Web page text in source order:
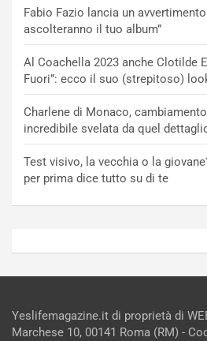
Fabio Fazio lancia un
ascolteranno il tuo album”
Al Coachella 2023 anche Clotilde
Fuori”: ecco il suo (strepitoso)
Charlene di Monaco,
incredibile svelata da quel
Test visivo, la vecchia o la
per prima dice tutto su di te
Yeslifemagazine.it di proprietà di
Marchese 10, 00141 Roma (RM) -